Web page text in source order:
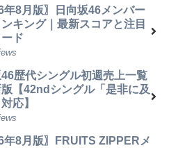
年8月版〗日向坂46メンバー
ンキング｜最新スコアと注目
ド
46歴代シングル初週売上一覧
版【42ndシングル「是非に及
応】
年8月版〗FRUITS ZIPPERメ